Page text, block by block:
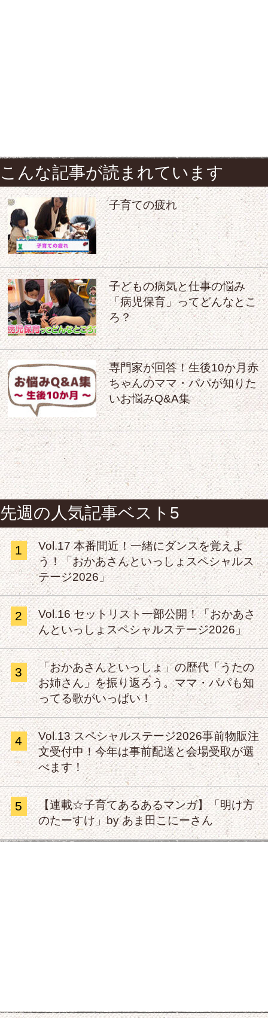
こんな記事が読まれています
子育ての疲れ
子どもの病気と仕事の悩み
「病児保育」ってどんなとこ
ろ？
専門家が回答！生後10か月赤
ちゃんのママ・パパが知りた
いお悩みQ&A集
先週の人気記事ベスト5
1
Vol.17 本番間近！一緒にダンスを覚えよ
う！「おかあさんといっしょスペシャルス
テージ2026」
2
Vol.16 セットリスト一部公開！「おかあさ
んといっしょスペシャルステージ2026」
3
「おかあさんといっしょ」の歴代「うたの
お姉さん」を振り返ろう。ママ・パパも知
ってる歌がいっぱい！
4
Vol.13 スペシャルステージ2026事前物販注
文受付中！今年は事前配送と会場受取が選
べます！
5
【連載☆子育てあるあるマンガ】「明け方
のたーすけ」by あま田こにーさん